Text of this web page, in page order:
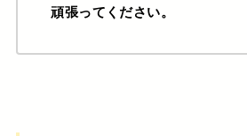
頑張ってください。